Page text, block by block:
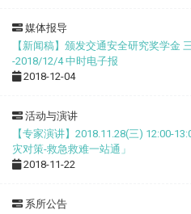
媒体报导
【新闻稿】颁发交通安全研究奖学金
-2018/12/4 中时电子报
2018-12-04
活动与演讲
【专家演讲】2018.11.28(三) 12:00-
灾对策-救急救难一站通」
2018-11-22
系所公告